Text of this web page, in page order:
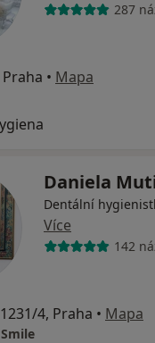
287
• Mapa
Daniela
Dentální
Více
142
4, Praha • Mapa